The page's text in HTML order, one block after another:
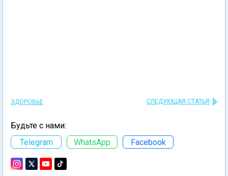
ЗДОРОВЬЕ СЛЕДУЮЩАЯ СТАТЬЯ
Будьте с нами:
Telegram
WhatsApp Facebook